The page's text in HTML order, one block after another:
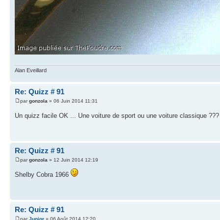
Alan Eveillard
Re: Quizz # 91
pargonzola » 06 Juin 2014 11:31
Un quizz facile OK ... Une voiture de sport ou une voiture classique
Re: Quizz # 91
pargonzola » 12 Juin 2014 12:19
Shelby Cobra 1966
Re: Quizz # 91
parJunior » 06 Août 2014 12:20